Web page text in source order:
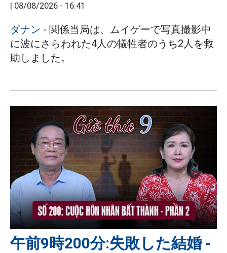
| 08/08/2026 - 16:41
ダナン - 関係当局は、ムイゲーで写真撮影中
に波にさらわれた4人の犠牲者のうち2人を救
助しました。
午前9時200分:失敗した結婚 -